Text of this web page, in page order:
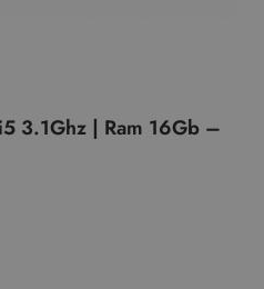
3.1Ghz | Ram 16Gb –